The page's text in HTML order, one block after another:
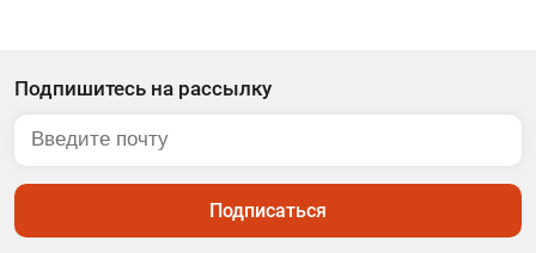
Подпишитесь на рассылку
Подписаться